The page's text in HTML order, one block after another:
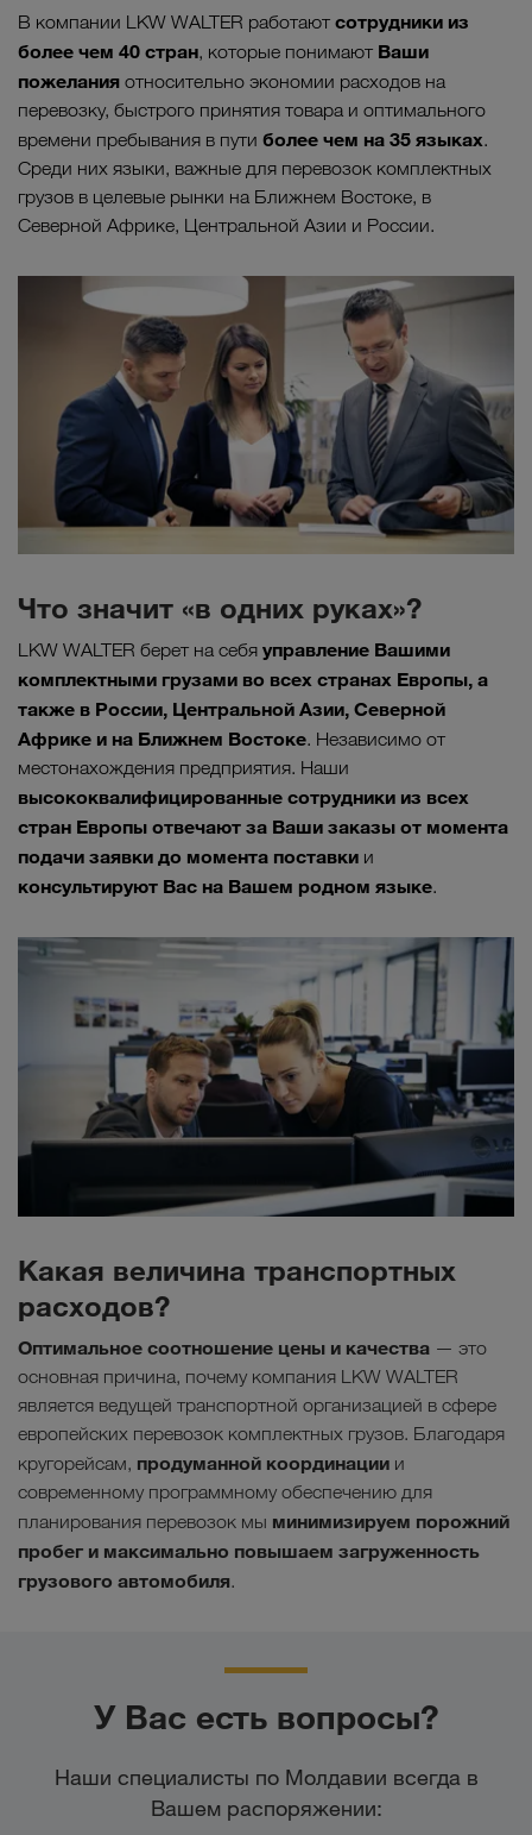
В компании LKW WALTER работают сотрудники из
более чем 40 стран, которые понимают Ваши
пожелания относительно экономии расходов на
перевозку, быстрого принятия товара и оптимального
времени пребывания в пути более чем на 35 языках.
Среди них языки, важные для перевозок комплектных
грузов в целевые рынки на Ближнем Востоке, в
Северной Африке, Центральной Азии и России.
Что значит «в одних руках»?
LKW WALTER берет на себя управление Вашими
комплектными грузами во всех странах Европы, а
также в России, Центральной Азии, Северной
Африке и на Ближнем Востоке. Независимо от
местонахождения предприятия. Наши
высококвалифицированные сотрудники из всех
стран Европы отвечают за Ваши заказы от момента
подачи заявки до момента поставки и
консультируют Вас на Вашем родном языке.
Какая величина транспортных
расходов?
Оптимальное соотношение цены и качества — это
основная причина, почему компания LKW WALTER
является ведущей транспортной организацией в сфере
европейских перевозок комплектных грузов. Благодаря
кругорейсам, продуманной координации и
современному программному обеспечению для
планирования перевозок мы минимизируем порожний
пробег и максимально повышаем загруженность
грузового автомобиля.
У Вас есть вопросы?
Наши специалисты по Молдавии всегда в
Вашем распоряжении: